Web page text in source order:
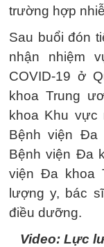
trường hợp
Sau buổi đón
nhận nhiệm
COVID-19 ở
khoa Trung
khoa Khu vực
Bệnh viện Đa
Bệnh viện Đa
viện Đa khoa
lượng y, bác
điều dưỡng.
Video: Lực